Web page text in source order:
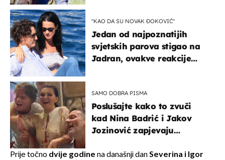
"KAO DA SU NOVAK ĐOKOVIĆ"
Jedan od najpoznatijih
svjetskih parova stigao na
Jadran, ovakve reakcije
SAMO DOBRA PISMA
Poslušajte kako to zvuči
kad Nina Badrić i Jakov
Jozinović zapjevaju
Prije točno dvije godine na današnji danSeverina i Igor